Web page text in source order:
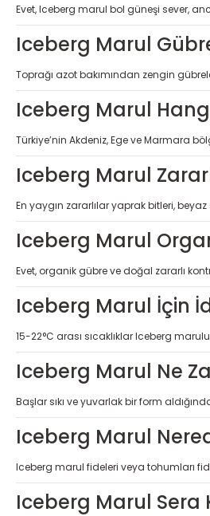
Evet, Iceberg marul bol güneşi sever,
Iceberg Marul
Toprağı azot bakımından zengin
Iceberg Marul
Türkiye’nin Akdeniz, Ege ve Marmara
Iceberg Marul
En yaygın zararlılar yaprak bitleri,
Iceberg Marul
Evet, organik gübre ve doğal zararlı
Iceberg Marul İçin
15-22°C arası sıcaklıklar Iceberg
Iceberg Marul Ne
Başlar sıkı ve yuvarlak bir form
Iceberg Marul
Iceberg marul fideleri veya tohumları
Iceberg Marul Sera